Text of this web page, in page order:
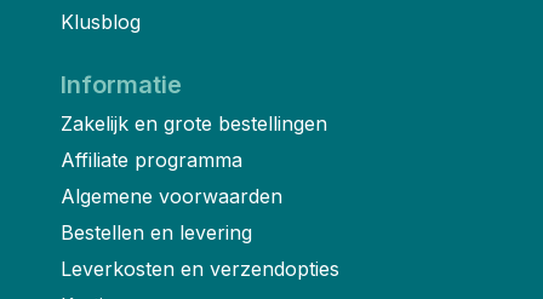
Klusblog
Informatie
Zakelijk en grote bestellingen
Affiliate programma
Algemene voorwaarden
Bestellen en levering
Leverkosten en verzendopties